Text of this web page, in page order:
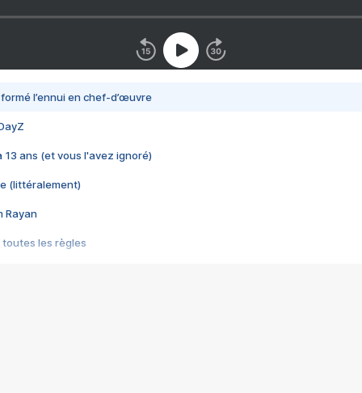
l’ennui en chef-d’œuvre
13 ans (et vous l'avez ignoré)
(littéralement)
Rayan
toutes les règles